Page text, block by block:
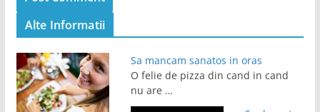
Alte Informatii
Sa mancam sanatos in oras
O felie de pizza din cand in cand
nu are …